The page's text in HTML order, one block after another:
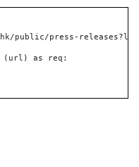
public/press-
(url) as req: